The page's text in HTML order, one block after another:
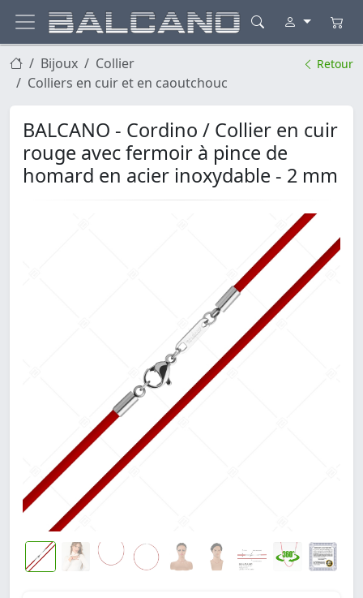
Bijoux
Collier
Colliers en cuir et en caoutchouc
Retour
BALCANO - Cordino / Collier en cuir
rouge avec fermoir à pince de
homard en acier inoxydable - 2 mm